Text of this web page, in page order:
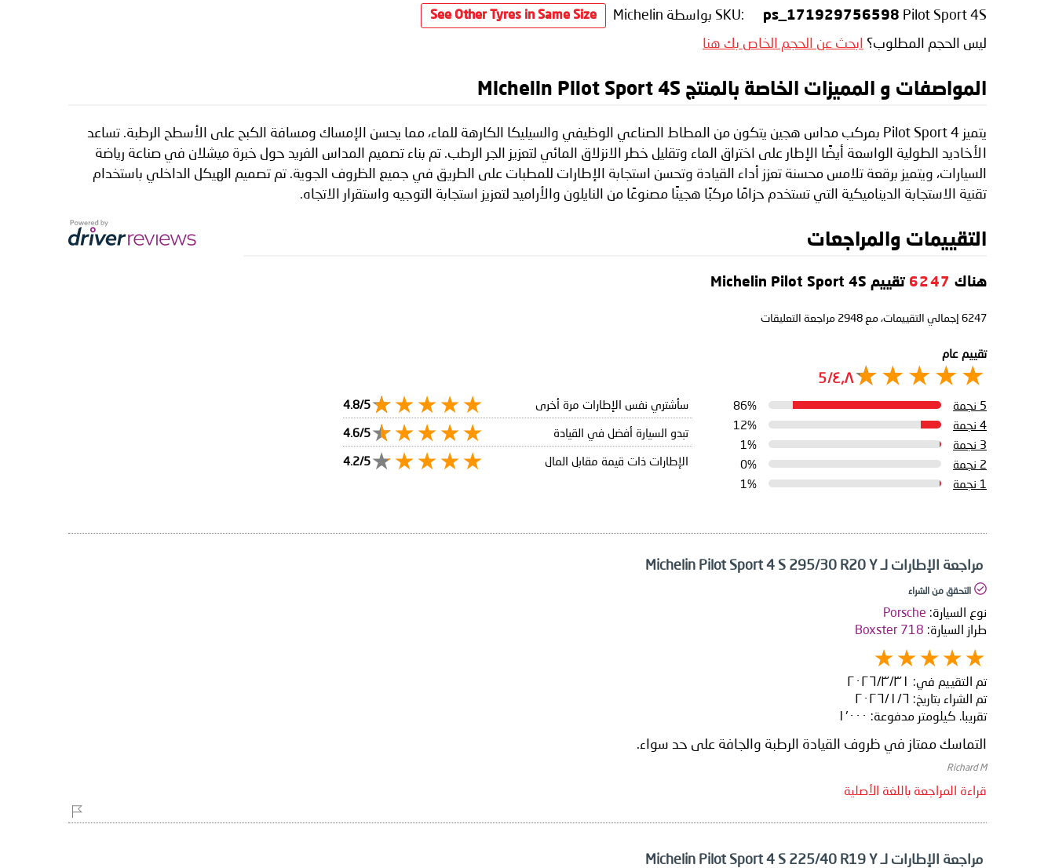
SKU: ps_171929756598 Pilot Sport 4S بواسطة Michelin See Other Tyres in Same Size
ليس الحجم المطلوب؟ ابحث عن الحجم الخاص بك هنا
المواصفات و المميزات الخاصة بالمنتج Michelin Pilot Sport 4S
يتميز Pilot Sport 4 بمركب مداس هجين يتكون من المطاط الصناعي الوظيفي والسيليكا الكارهة للماء، مما يحسن الإمساك ومسافة الكبح على الأسطح الرطبة. تساعد
الأخاديد الطولية الواسعة أيضًا الإطار على اختراق الماء وتقليل خطر الانزلاق المائي لتعزيز الجر الرطب. تم بناء تصميم المداس الفريد حول خبرة ميشلان في صناعة رياضة
السيارات، ويتميز برقعة تلامس محسنة تعزز أداء القيادة وتحسن استجابة الإطارات للمطبات على الطريق في جميع الظروف الجوية. تم تصميم الهيكل الداخلي باستخدام
تقنية الاستجابة الديناميكية التي تستخدم حزامًا مركبًا هجينًا مصنوعًا من النايلون والأراميد لتعزيز استجابة التوجيه واستقرار الاتجاه.
التقييمات والمراجعات
هناك 6247 تقييم Michelin Pilot Sport 4S
6247 إجمالي التقييمات، مع 2948 مراجعة التعليقات
تقييم عام
٤٫٨/5
5 نجمة
86%
4 نجمة
12%
3 نجمة
1%
2 نجمة
0%
1 نجمة
1%
سأشتري نفس الإطارات مرة أخرى
4.8/5
تبدو السيارة أفضل في القيادة
4.6/5
الإطارات ذات قيمة مقابل المال
4.2/5
مراجعة الإطارات لـ Michelin Pilot Sport 4 S 295/30 R20 Y
التحقق من الشراء
نوع السيارة: Porsche
طراز السيارة: Boxster 718
تم التقييم في: ٣١‏/٣‏/٢٠٢٦
تم الشراء بتاريخ: ٦‏/١‏/٢٠٢٦
تقريبا. كيلومتر مدفوعة: ١٬٠٠٠
التماسك ممتاز في ظروف القيادة الرطبة والجافة على حد سواء.
Richard M
قراءة المراجعة باللغة الأصلية
مراجعة الإطارات لـ Michelin Pilot Sport 4 S 225/40 R19 Y